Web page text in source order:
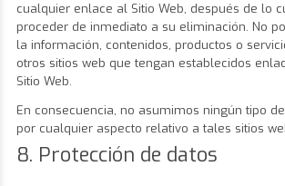
cualquier enlace al Sitio Web, después de lo
proceder de inmediato a su eliminación. No
la información, contenidos, productos o
otros sitios web que tengan establecidos
Sitio Web.
En consecuencia, no asumimos ningún tipo
por cualquier aspecto relativo a tales sitios
8. Protección de datos